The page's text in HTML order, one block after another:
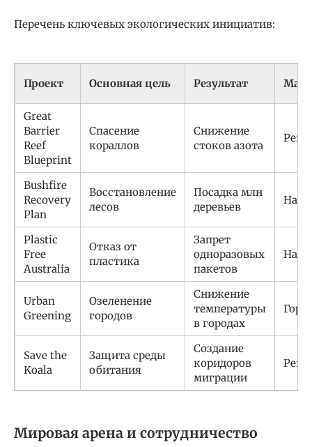
Перечень ключевых экологических инициатив:
Проект Основная цель Результат
Great
Barrier
Reef
Blueprint
Спасение
кораллов
Снижение
стоков азота
Bushfire
Recovery
Plan
Восстановление
лесов
Посадка млн
деревьев
Plastic
Free
Australia
Отказ от
пластика
Запрет
одноразовых
пакетов
Urban
Greening
Озеленение
городов
Снижение
температуры
в городах
Save the
Koala
Защита среды
обитания
Создание
коридоров
миграции
Мировая арена и сотрудничество